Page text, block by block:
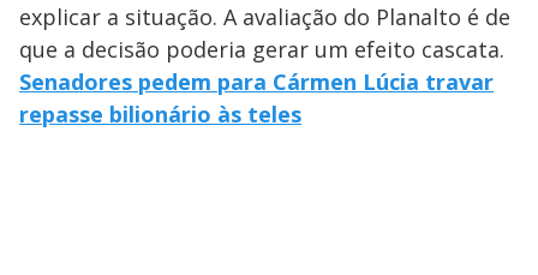
explicar a situação. A avaliação do Planalto é de
que a decisão poderia gerar um efeito cascata.
Senadores pedem para Cármen Lúcia travar
repasse bilionário às teles